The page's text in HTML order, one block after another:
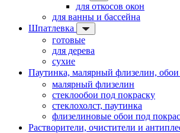
для откосов окон
для ванны и бассейна
Шпатлевка
готовые
для дерева
сухие
Паутинка, малярный флизелин,
малярный флизелин
стеклообои под покраску
стеклохолст, паутинка
флизелиновые обои под
Растворители, очистители и